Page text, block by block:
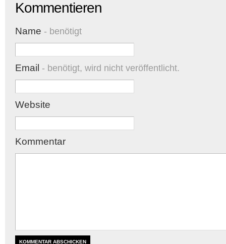
Kommentieren
Name - benötigt
Email - benötigt, wird nicht veröffentlicht.
Website
Kommentar